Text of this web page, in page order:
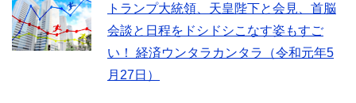
トランプ大統領、天皇陛下と会見、首脳
会談と日程をドシドシこなす姿もすご
い！ 経済ウンタラカンタラ（令和元年5
月27日）